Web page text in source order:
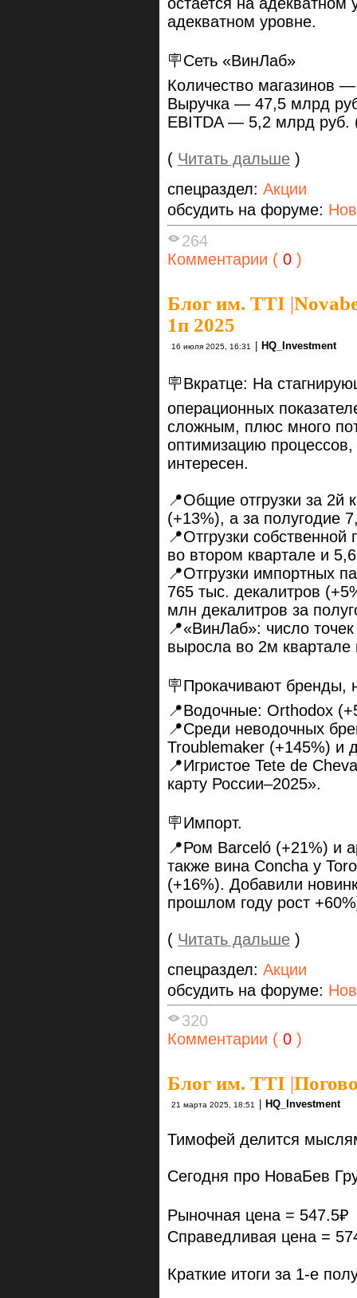
адекватном уровне.
🪧Сеть «ВинЛаб»
Количество магазинов
Выручка — 47,5 млрд
EBITDA — 5,2 млрд руб.
( Читать дальше )
спецраздел: Акции
обсудить на форуме:
264
Комментарии ( 0 )
Блог им. TTI |
1п 2025
16 июля 2025, 16:31 | HQ_Investment
🪧Вкратце: На
операционных
сложным, плюс много
оптимизацию процессов,
интересен.
📍Общие отгрузки за 2й
(+13%), а за полугодие
📍Отгрузки
во втором квартале и
📍Отгрузки импортных
765 тыс. декалитров
млн декалитров за
📍«ВинЛаб»: число
выросла во 2м
🪧Прокачивают бренды,
📍Водочные: Orthodox
📍Среди неводочных
Troublemaker (+145%) и
📍Игристое Tete de
карту России–2025».
🪧Импорт.
📍Ром Barceló (+21%) и
также вина Concha y
(+16%). Добавили
прошлом году рост
( Читать дальше )
спецраздел: Акции
обсудить на форуме:
320
Комментарии ( 0 )
Блог им. TTI |
21 марта 2025, 18:51 HQ_Investment
Тимофей делится
Сегодня про НоваБев
Рыночная цена = 547.5₽
Справедливая цена =
Краткие итоги за 1-е